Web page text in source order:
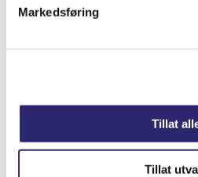
Markedsføring
Tillat
Tillat